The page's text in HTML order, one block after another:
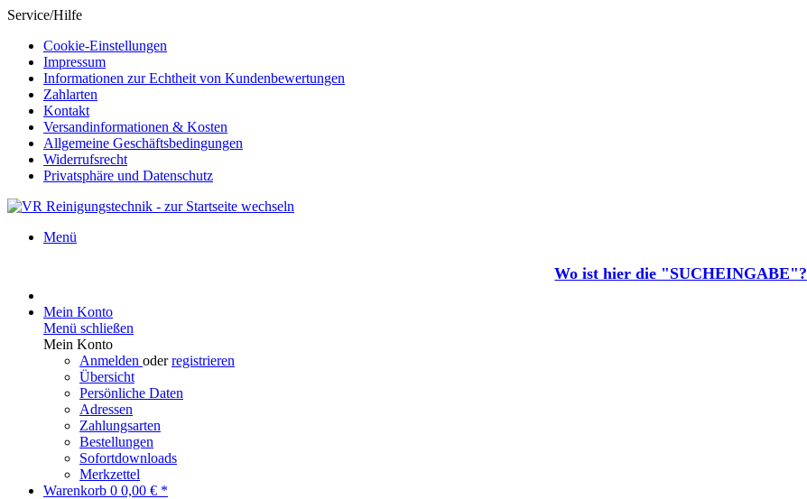
Service/Hilfe
Cookie-Einstellungen
Impressum
Informationen zur Echtheit von Kundenbewertungen
Zahlarten
Kontakt
Versandinformationen & Kosten
Allgemeine Geschäftsbedingungen
Widerrufsrecht
Privatsphäre und Datenschutz
Menü
Wo ist hier die "SUCHEINGABE"?
Mein Konto
Menü schließen
Mein Konto
Anmelden oderregistrieren
Übersicht
Persönliche Daten
Adressen
Zahlungsarten
Bestellungen
Sofortdownloads
Merkzettel
Warenkorb 0 0,00 € *